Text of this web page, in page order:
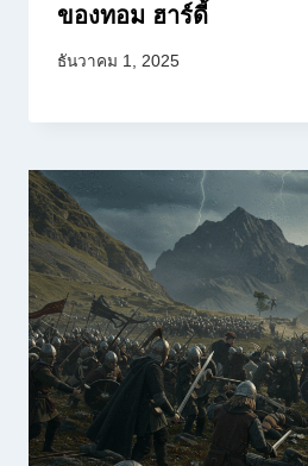
ของทอม ฮาร์ดี้
ธันวาคม 1, 2025